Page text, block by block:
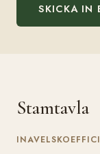
SKICKA IN
Stamtavla